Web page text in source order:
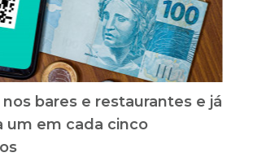
nos bares e restaurantes e já
um em cada cinco